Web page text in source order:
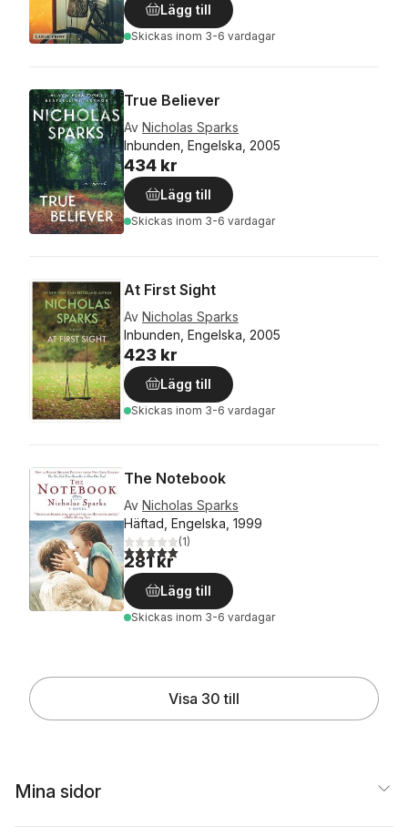
Lägg till
Skickas inom 3-6 vardagar
True Believer
Av Nicholas Sparks
Inbunden, Engelska, 2005
434 kr
Lägg till
Skickas inom 3-6 vardagar
At First Sight
Av Nicholas Sparks
Inbunden, Engelska, 2005
423 kr
Lägg till
Skickas inom 3-6 vardagar
The Notebook
Av Nicholas Sparks
Häftad, Engelska, 1999
5,0utav 5 stjärnor. Totalt antal röster:
(1)
281 kr
Lägg till
Skickas inom 3-6 vardagar
Visa 30 till
Mina sidor